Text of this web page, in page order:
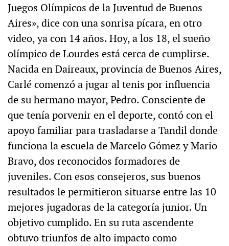
Juegos Olímpicos de la Juventud de Buenos
Aires», dice con una sonrisa pícara, en otro
video, ya con 14 años. Hoy, a los 18, el sueño
olímpico de Lourdes está cerca de cumplirse.
Nacida en Daireaux, provincia de Buenos Aires,
Carlé comenzó a jugar al tenis por influencia
de su hermano mayor, Pedro. Consciente de
que tenía porvenir en el deporte, contó con el
apoyo familiar para trasladarse a Tandil donde
funciona la escuela de Marcelo Gómez y Mario
Bravo, dos reconocidos formadores de
juveniles. Con esos consejeros, sus buenos
resultados le permitieron situarse entre las 10
mejores jugadoras de la categoría junior. Un
objetivo cumplido. En su ruta ascendente
obtuvo triunfos de alto impacto como